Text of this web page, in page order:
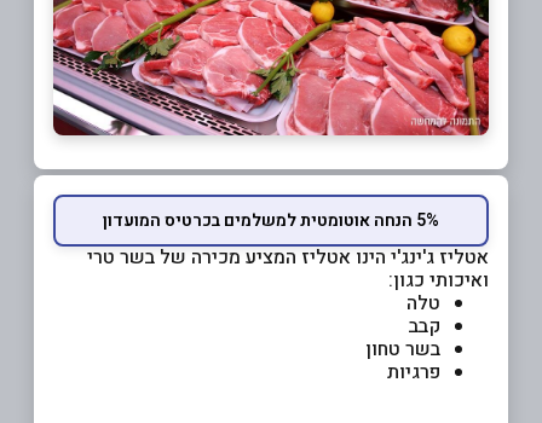
5% הנחה אוטומטית למשלמים בכרטיס המועדון
אטליז ג'ינג'י הינו אטליז המציע מכירה של בשר טרי
ואיכותי כגון:
טלה
קבב
בשר טחון
פרגיות